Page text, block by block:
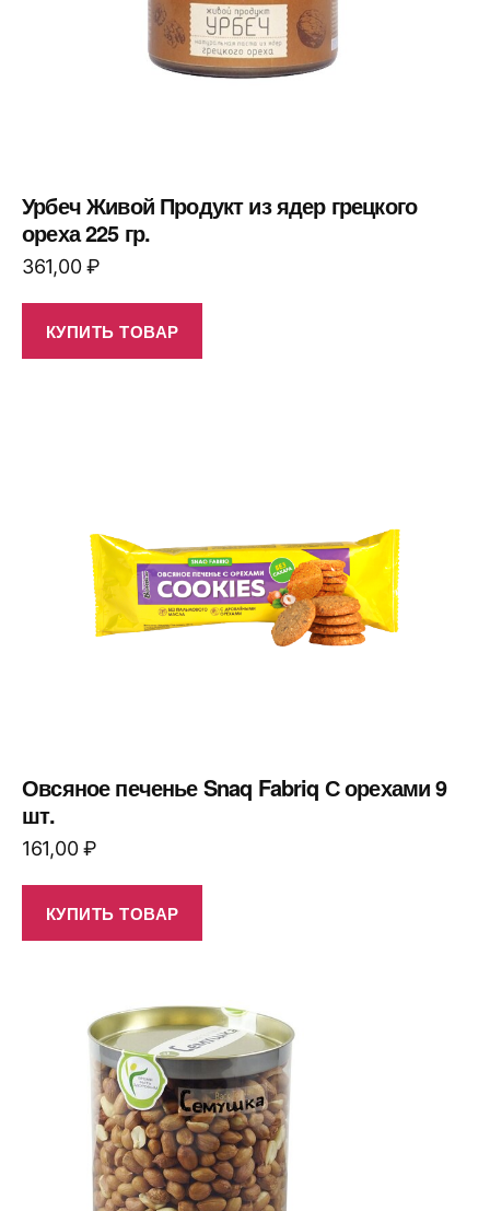
Урбеч Живой Продукт из ядер грецкого
ореха 225 гр.
361,00₽
КУПИТЬ ТОВАР
Овсяное печенье Snaq Fabriq С орехами 9
шт.
161,00₽
КУПИТЬ ТОВАР